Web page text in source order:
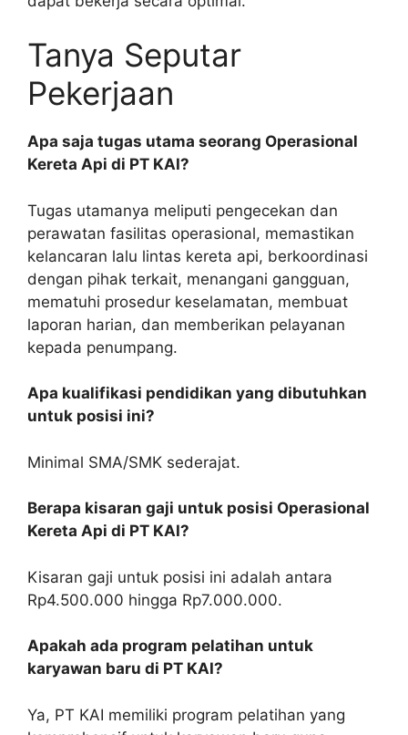
Tanya Seputar
Pekerjaan
Apa saja tugas utama seorang Operasional
Kereta Api di PT KAI?
Tugas utamanya meliputi pengecekan dan
perawatan fasilitas operasional, memastikan
kelancaran lalu lintas kereta api, berkoordinasi
dengan pihak terkait, menangani gangguan,
mematuhi prosedur keselamatan, membuat
laporan harian, dan memberikan pelayanan
kepada penumpang.
Apa kualifikasi pendidikan yang dibutuhkan
untuk posisi ini?
Minimal SMA/SMK sederajat.
Berapa kisaran gaji untuk posisi Operasional
Kereta Api di PT KAI?
Kisaran gaji untuk posisi ini adalah antara
Rp4.500.000 hingga Rp7.000.000.
Apakah ada program pelatihan untuk
karyawan baru di PT KAI?
Ya, PT KAI memiliki program pelatihan yang